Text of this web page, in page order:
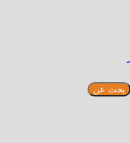
بحث عن